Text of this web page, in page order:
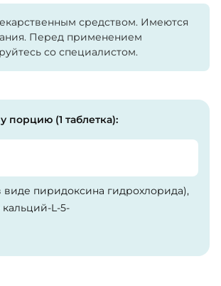
средством. Имеются
Перед применением
со специалистом.
порцию (1 таблетка):
виде пиридоксина гидрохлорида),
L-5-
Дикальций фосфат,
целлюлоза, стеариновая